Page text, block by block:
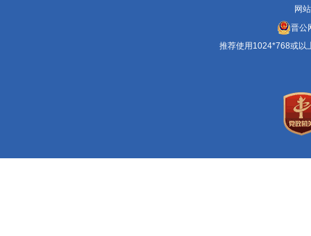
网
晋公
推荐使用1024*768或以